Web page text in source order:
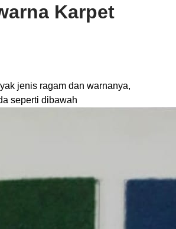
Karpet
jenis ragam dan warnanya,
seperti dibawah